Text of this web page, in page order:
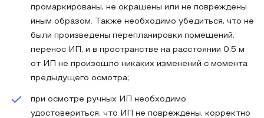
промаркированы, не окрашены или не повреждены
иным образом. Также необходимо убедиться, что не
были произведены перепланировки помещений,
перенос ИП, и в пространстве на расстоянии 0,5 м
от ИП не произошло никаких изменений с момента
предыдущего осмотра;
при осмотре ручных ИП необходимо
удостовериться, что ИП не повреждены, корректно